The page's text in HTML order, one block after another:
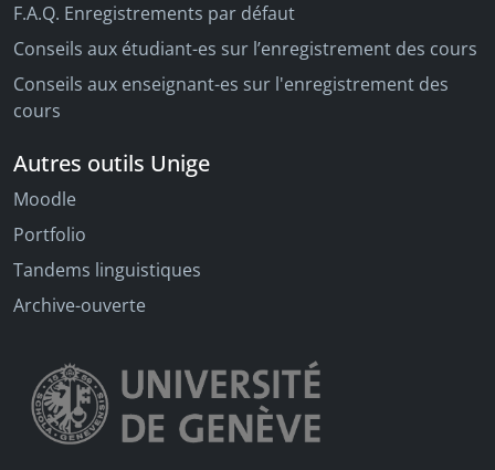
F.A.Q. Enregistrements par défaut
Conseils aux étudiant-es sur l’enregistrement des cours
Conseils aux enseignant-es sur l'enregistrement des
cours
Autres outils Unige
Moodle
Portfolio
Tandems linguistiques
Archive-ouverte